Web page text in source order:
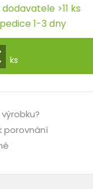
>11 ks
1-3 dny
ks
porovnání